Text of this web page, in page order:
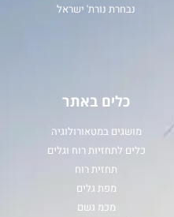
נבחרת נורת' ישראל
כלים באתר
מושגים במטאורולוגיה
כלים לתחזיות רוח וגלים
תחזית רוח
מפת גלים
מכמ גשם